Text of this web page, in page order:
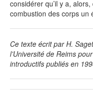
considérer qu’il y a,
combustion des corps un
Ce texte écrit par H.
l’Université de Reims
introductifs publiés en